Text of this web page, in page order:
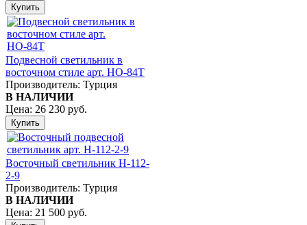
Подвесной светильник в
восточном стиле арт. HО-84Т
Производитель: Турция
В НАЛИЧИИ
Цена: 26 230 руб.
Восточный светильник H-112-
2-9
Производитель: Турция
В НАЛИЧИИ
Цена: 21 500 руб.